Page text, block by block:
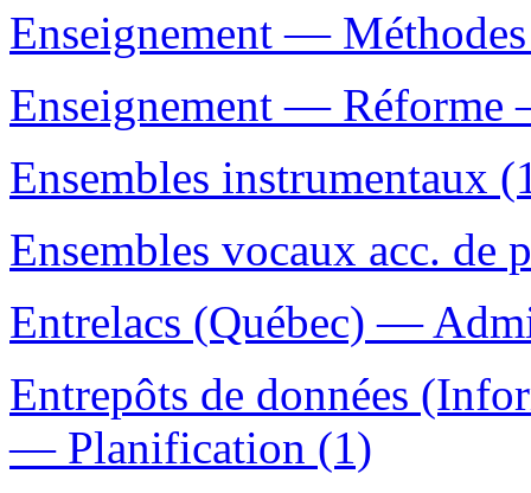
Enseignement —
Enseignement — Réforme
Ensembles instrumentaux
Ensembles vocaux acc. de
Entrelacs (Québec) —
Entrepôts de données
— Planification (1)